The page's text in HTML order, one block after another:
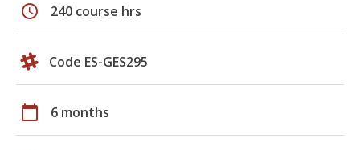
schedule 240 course hrs
Code ES-GES295
calendar_today 6 months